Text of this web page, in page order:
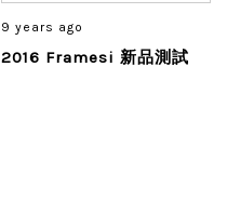
9 years ago
2016 Framesi 新品測試